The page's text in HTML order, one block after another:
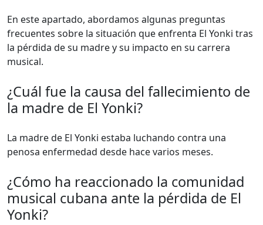
En este apartado, abordamos algunas preguntas
frecuentes sobre la situación que enfrenta El Yonki tras
la pérdida de su madre y su impacto en su carrera
musical.
¿Cuál fue la causa del fallecimiento de
la madre de El Yonki?
La madre de El Yonki estaba luchando contra una
penosa enfermedad desde hace varios meses.
¿Cómo ha reaccionado la comunidad
musical cubana ante la pérdida de El
Yonki?